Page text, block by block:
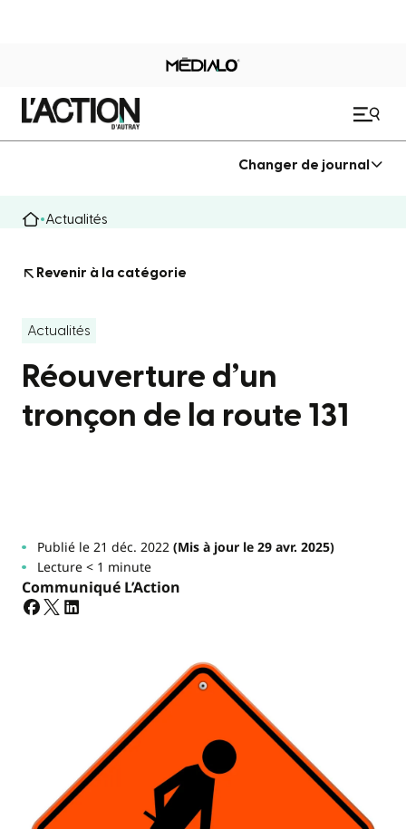
Changer de journal
Actualités
Revenir à la catégorie
Actualités
Réouverture d’un
tronçon de la route 131
Publié le 21 déc. 2022(Mis à jour le 29 avr. 2025)
Lecture < 1 minute
Communiqué L’Action